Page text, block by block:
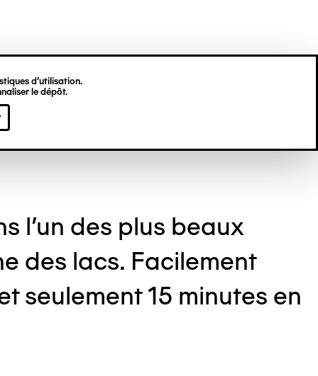
d’utilisation.
le dépôt.
l’un des plus beaux
des lacs. Facilement
seulement 15 minutes en